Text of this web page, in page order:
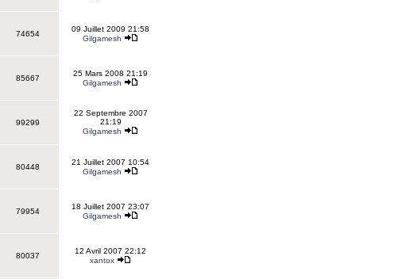
74654
09 Juillet 2009 21:58
Gilgamesh
85667
25 Mars 2008 21:19
Gilgamesh
99299
22 Septembre 2007
21:19
Gilgamesh
80448
21 Juillet 2007 10:54
Gilgamesh
79954
18 Juillet 2007 23:07
Gilgamesh
80037
12 Avril 2007 22:12
xantox